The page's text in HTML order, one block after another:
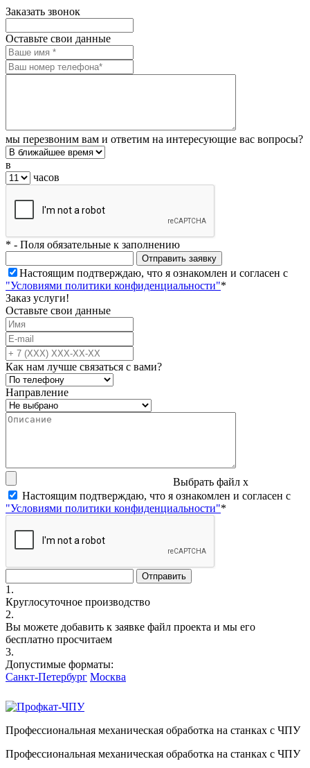
Заказать звонок
Оставьте свои данные
мы перезвоним вам и ответим на интересующие вас вопросы?
в
часов
* - Поля обязательные к заполнению
Настоящим подтверждаю, что я ознакомлен и согласен с
"Условиями политики конфиденциальности"*
Заказ услуги!
Оставьте свои данные
Как нам лучше связаться с вами?
Направление
Выбрать файл x
Настоящим подтверждаю, что я ознакомлен и согласен с
"Условиями политики конфиденциальности"*
1.
Круглосуточное производство
2.
Вы можете добавить к заявке файл проекта и мы его
бесплатно просчитаем
3.
Допустимые форматы:
Санкт-Петербург Москва
Профессиональная механическая обработка на станках с ЧПУ
Профессиональная механическая обработка на станках с ЧПУ